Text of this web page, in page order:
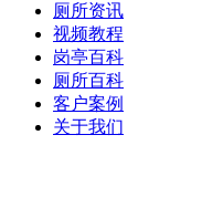
厕所资讯
视频教程
岗亭百科
厕所百科
客户案例
关于我们